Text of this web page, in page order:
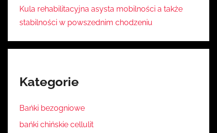
Kula rehabilitacyjna asysta mobilności a także
stabilności w powszednim chodzeniu
Kategorie
Bańki bezogniowe
bańki chińskie cellulit